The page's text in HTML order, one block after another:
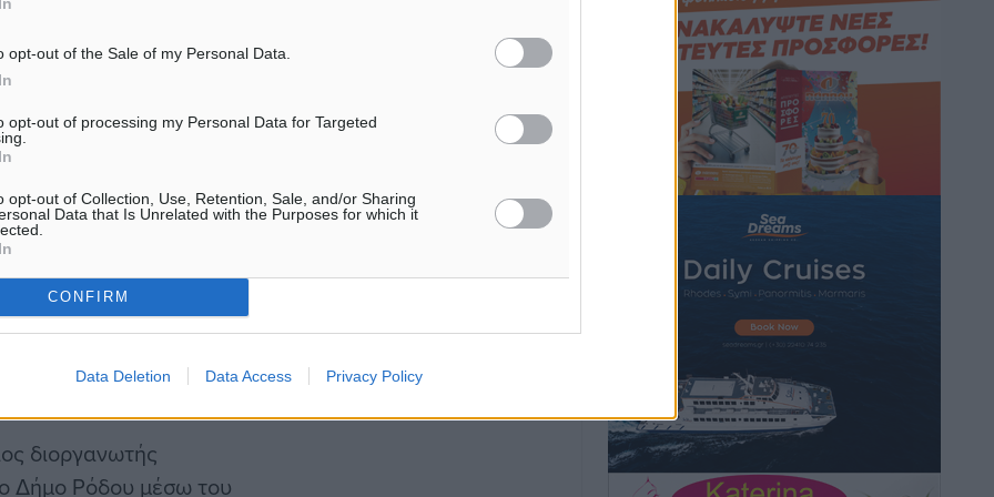
opt-out of the Sale of my Personal Data.
opt-out of processing my Personal Data for Targeted
opt-out of Collection, Use, Retention, Sale, and/or Sharing
Data that Is Unrelated with the Purposes for which it
CONFIRM
Data Deletion Data Access Privacy Policy
πρόσθετο μετά
12 κατηγορίες, 6 γενικές
U-9, U-11, U-13, U-15, U-
G-13, G-15, G-17,
Μελισσοκομική
At Holidays,
Ράδιο Ταξί
Αττιτής,
εκδήλωση στηρίζει το
διοργανωτής
Δήμο Ρόδου μέσω του
• πριν 49 λεπτά
Το εκλογικό ρολόι του Μαξίμου χτυπά
τέλη Μαΐου του 2027
Τοπικές Ειδήσεις• πριν 2 ώρες
ΦΟΔΣΑ Νοτίου Αιγαίου: «Δεν ζητάμε
ασυλία – ζητάμε θεσμική προστασία
της αυτοδιοίκησης»
Τοπικές Ειδήσεις πριν 2 ώρες
Στη διαδικασία της απευθείας
ναυαγοσωστική κάλυψη των παραλιών
Τοπικές Ειδήσεις• πριν 2 ώρες
Στο Αυτόφωρο 47χρονος που φέρεται